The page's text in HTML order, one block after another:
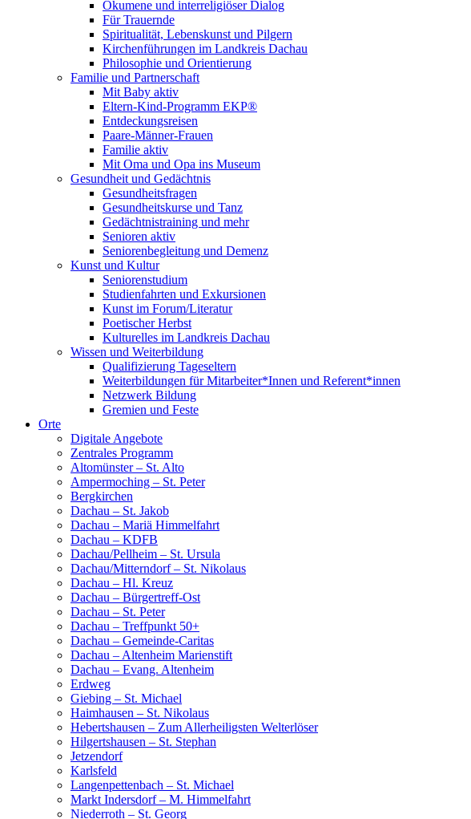
Ökumene und interreligiöser Dialog
Für Trauernde
Spiritualität, Lebenskunst und Pilgern
Kirchenführungen im Landkreis Dachau
Philosophie und Orientierung
Familie und Partnerschaft
Mit Baby aktiv
Eltern-Kind-Programm EKP®
Entdeckungsreisen
Paare-Männer-Frauen
Familie aktiv
Mit Oma und Opa ins Museum
Gesundheit und Gedächtnis
Gesundheitsfragen
Gesundheitskurse und Tanz
Gedächtnistraining und mehr
Senioren aktiv
Seniorenbegleitung und Demenz
Kunst und Kultur
Seniorenstudium
Studienfahrten und Exkursionen
Kunst im Forum/Literatur
Poetischer Herbst
Kulturelles im Landkreis Dachau
Wissen und Weiterbildung
Qualifizierung Tageseltern
Weiterbildungen für Mitarbeiter*Innen und Referent*innen
Netzwerk Bildung
Gremien und Feste
Orte
Digitale Angebote
Zentrales Programm
Altomünster – St. Alto
Ampermoching – St. Peter
Bergkirchen
Dachau – St. Jakob
Dachau – Mariä Himmelfahrt
Dachau – KDFB
Dachau/Pellheim – St. Ursula
Dachau/Mitterndorf – St. Nikolaus
Dachau – Hl. Kreuz
Dachau – Bürgertreff-Ost
Dachau – St. Peter
Dachau – Treffpunkt 50+
Dachau – Gemeinde-Caritas
Dachau – Altenheim Marienstift
Dachau – Evang. Altenheim
Erdweg
Giebing – St. Michael
Haimhausen – St. Nikolaus
Hebertshausen – Zum Allerheiligsten Welterlöser
Hilgertshausen – St. Stephan
Jetzendorf
Karlsfeld
Langenpettenbach – St. Michael
Markt Indersdorf – M. Himmelfahrt
Niederroth – St. Georg